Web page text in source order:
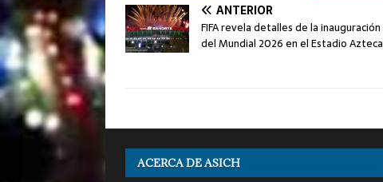
ANTERIOR
FIFA revela detalles de la inauguración
del Mundial 2026 en el Estadio Azteca
ACERCA DE ASICH